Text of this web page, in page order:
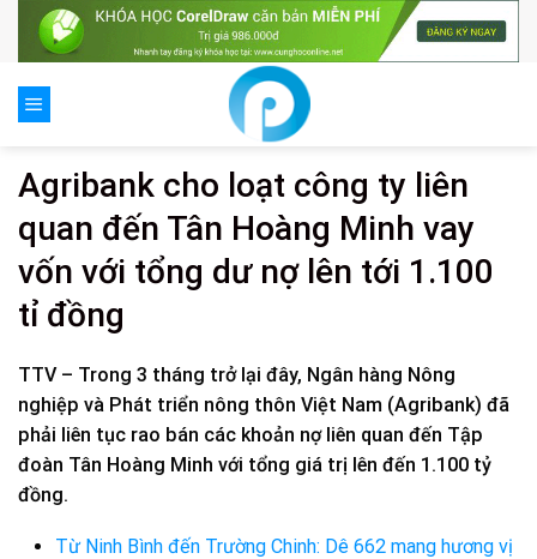
Agribank cho loạt công ty liên
quan đến Tân Hoàng Minh vay
vốn với tổng dư nợ lên tới 1.100
tỉ đồng
TTV – Trong 3 tháng trở lại đây, Ngân hàng Nông
nghiệp và Phát triển nông thôn Việt Nam (Agribank) đã
phải liên tục rao bán các khoản nợ liên quan đến Tập
đoàn Tân Hoàng Minh với tổng giá trị lên đến 1.100 tỷ
đồng.
Từ Ninh Bình đến Trường Chinh: Dê 662 mang hương vị